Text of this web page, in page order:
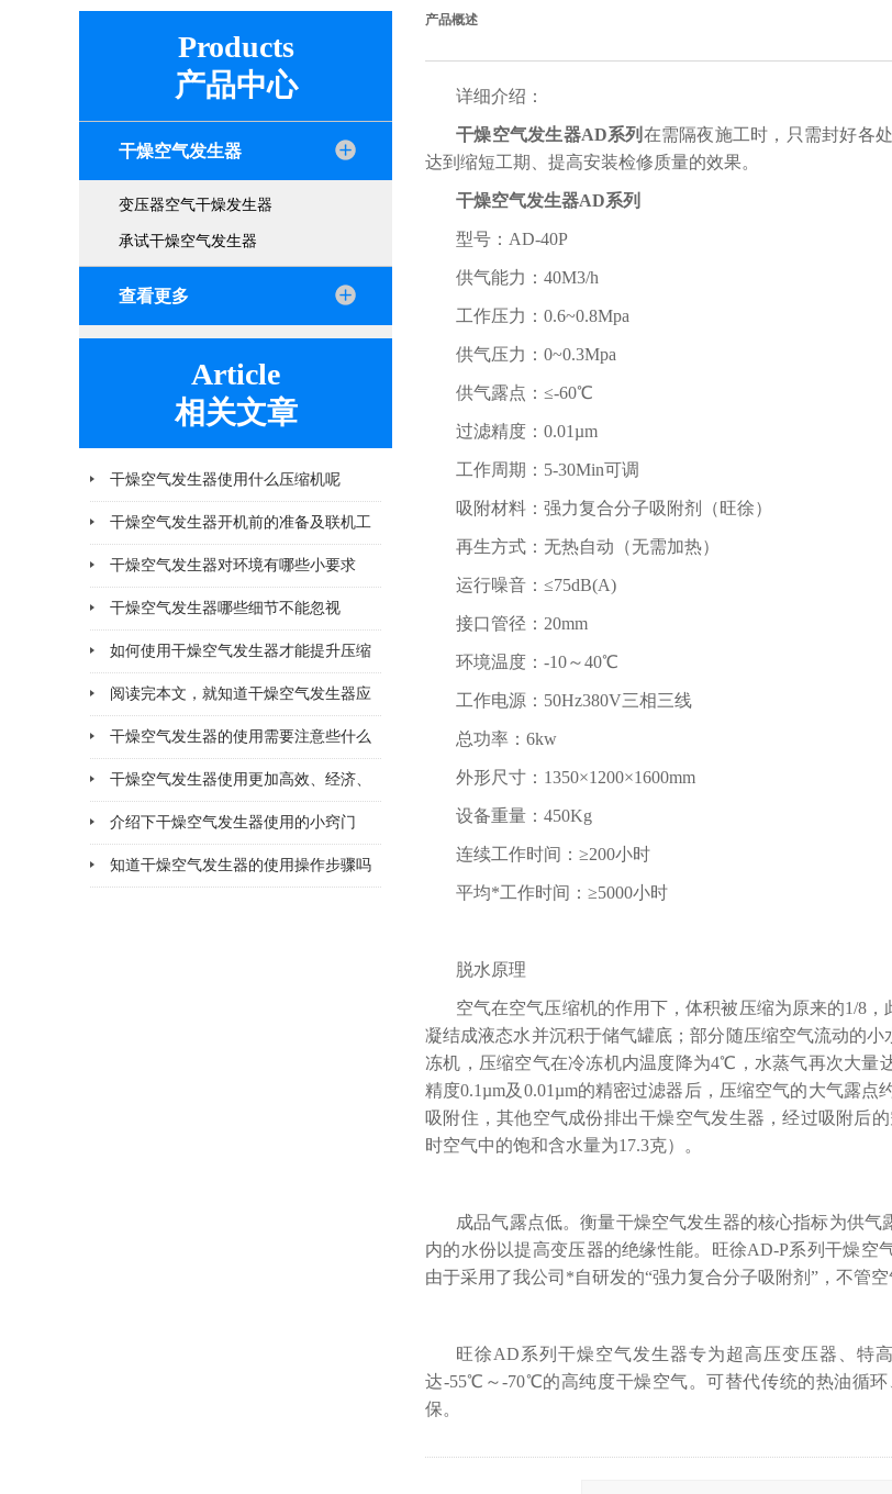
Products
产品中心
干燥空气发生器
变压器空气干燥发生器
承试干燥空气发生器
查看更多
Article
相关文章
干燥空气发生器使用什么压缩机呢
干燥空气发生器开机前的准备及联机工
作有哪些
干燥空气发生器对环境有哪些小要求
干燥空气发生器哪些细节不能忽视
如何使用干燥空气发生器才能提升压缩
空气的纯净度？
阅读完本文，就知道干燥空气发生器应
该注意哪几点小问题
干燥空气发生器的使用需要注意些什么
干燥空气发生器使用更加高效、经济、
安全、环保
介绍下干燥空气发生器使用的小窍门
知道干燥空气发生器的使用操作步骤吗
产品概述
详细介绍：
干燥空气发生器AD系列 在需隔夜施工时，只需封好各
达到缩短工期、提高安装检修质量的效果。
干燥空气发生器AD系列
型号：AD-40P
供气能力：40M3/h
工作压力：0.6~0.8Mpa
供气压力：0~0.3Mpa
供气露点：≤-60℃
过滤精度：0.01µm
工作周期：5-30Min可调
吸附材料：强力复合分子吸附剂（旺徐）
再生方式：无热自动（无需加热）
运行噪音：≤75dB(A)
接口管径：20mm
环境温度：-10～40℃
工作电源：50Hz380V三相三线
总功率：6kw
外形尺寸：1350×1200×1600mm
设备重量：450Kg
连续工作时间：≥200小时
平均*工作时间：≥5000小时
脱水原理
空气在空气压缩机的作用下，体积被压缩为原来的1/8
凝结成液态水并沉积于储气罐底；部分随压缩空气流动的
冻机，压缩空气在冷冻机内温度降为4℃，水蒸气再次大量
精度0.1µm及0.01µm的精密过滤器后，压缩空气的大气露
吸附住，其他空气成份排出干燥空气发生器，经过吸附后
时空气中的饱和含水量为17.3克）。
成品气露点低。衡量干燥空气发生器的核心指标为供
内的水份以提高变压器的绝缘性能。旺徐AD-P系列干燥空
由于采用了我公司*自研发的“强力复合分子吸附剂”，不管
旺徐AD系列干燥空气发生器专为超高压变压器、特
达-55℃～-70℃的高纯度干燥空气。可替代传统的热油循
保。